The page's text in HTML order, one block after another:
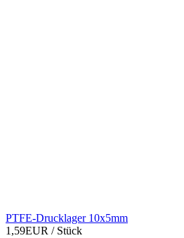
PTFE-Drucklager 10x5mm
1,59EUR / Stück